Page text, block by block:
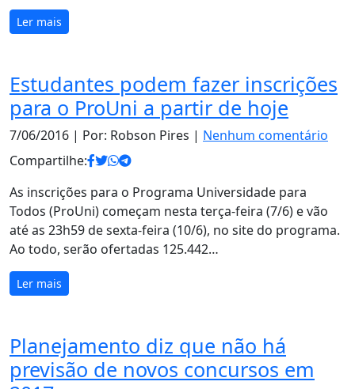
Ler mais
Estudantes podem fazer inscrições
para o ProUni a partir de hoje
7/06/2016 | Por: Robson Pires | Nenhum comentário
Compartilhe:
As inscrições para o Programa Universidade para
Todos (ProUni) começam nesta terça-feira (7/6) e vão
até as 23h59 de sexta-feira (10/6), no site do programa.
Ao todo, serão ofertadas 125.442…
Ler mais
Planejamento diz que não há
previsão de novos concursos em